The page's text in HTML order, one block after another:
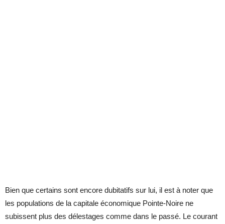
Bien que certains sont encore dubitatifs sur lui, il est à noter que
les populations de la capitale économique Pointe-Noire ne
subissent plus des délestages comme dans le passé. Le courant